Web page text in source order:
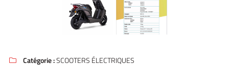
 Catégorie :SCOOTERS ÉLECTRIQUES